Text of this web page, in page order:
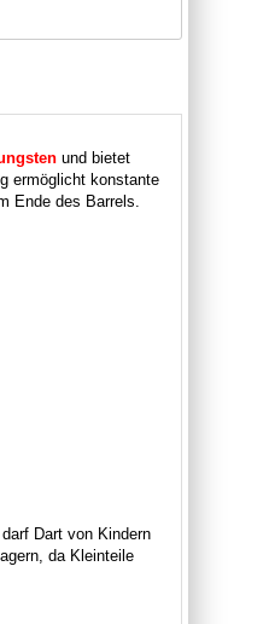
und bietet
ermöglicht konstante
Ende des Barrels.
Dart von Kindern
da Kleinteile